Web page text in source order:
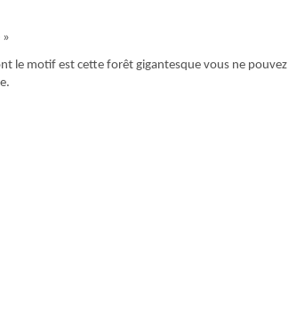
»
le motif est cette forêt gigantesque vous ne pouvez